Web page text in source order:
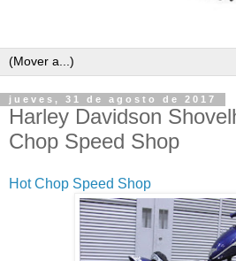
jueves, 31 de agosto de 2017
Harley Davidson
Chop Speed Shop
Hot Chop Speed Shop